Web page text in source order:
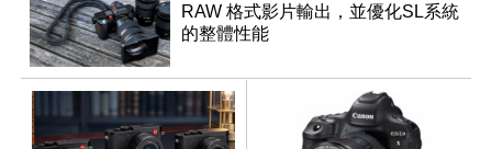
RAW 格式影片輸出，並優化SL系統
的整體性能